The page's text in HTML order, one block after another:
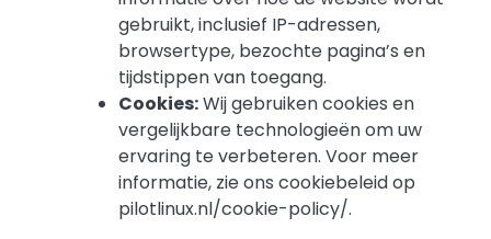
gebruikt, inclusief IP-adressen,
browsertype, bezochte pagina’s en
tijdstippen van toegang.
Cookies:Wij gebruiken cookies en
vergelijkbare technologieën om uw
ervaring te verbeteren. Voor meer
informatie, zie ons cookiebeleid op
pilotlinux.nl/cookie-policy/.